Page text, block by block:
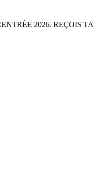
2026. REÇOIS TA